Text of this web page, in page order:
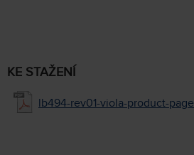
KE STAŽENÍ
lb494-rev01-viola-product-page